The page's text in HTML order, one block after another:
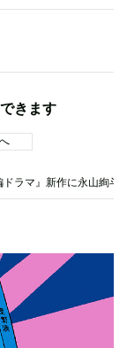
きます
ドラマ』新作に永山絢